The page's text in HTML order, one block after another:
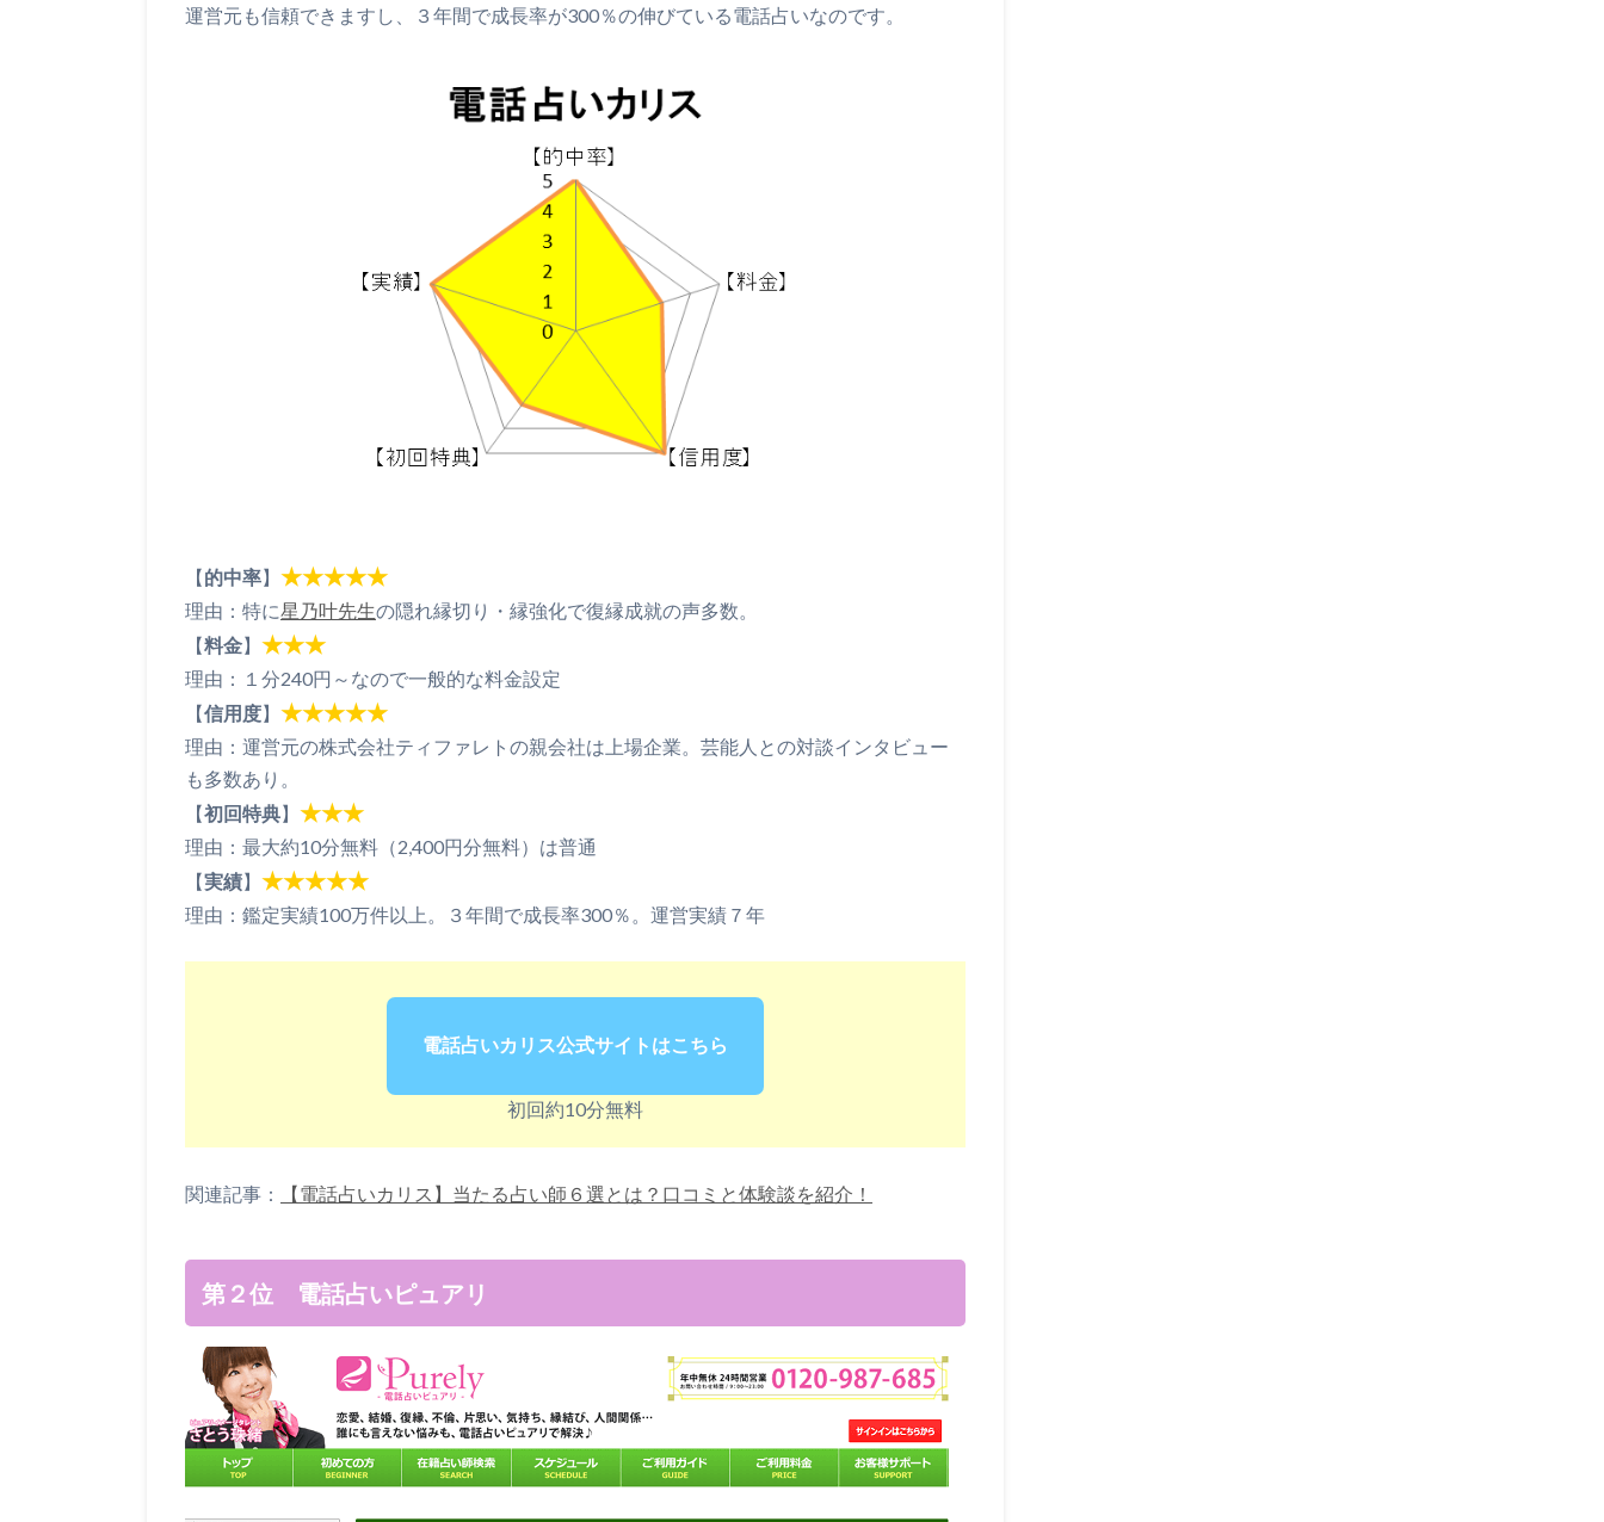
運営元も信頼できますし、３年間で成長率が300％の伸びている電話占いなのです。
【的中率】 ★★★★★
理由：特に星乃叶先生の隠れ縁切り・縁強化で復縁成就の声多数。
【料金】 ★★★
理由：１分240円～なので一般的な料金設定
【信用度】 ★★★★★
理由：運営元の株式会社ティファレトの親会社は上場企業。芸能人との対談インタビュー
も多数あり。
【初回特典】 ★★★
理由：最大約10分無料（2,400円分無料）は普通
【実績】 ★★★★★
理由：鑑定実績100万件以上。３年間で成長率300％。運営実績７年
電話占いカリス公式サイトはこちら
初回約10分無料
関連記事： 【電話占いカリス】当たる占い師６選とは？口コミと体験談を紹介！
第２位 電話占いピュアリ